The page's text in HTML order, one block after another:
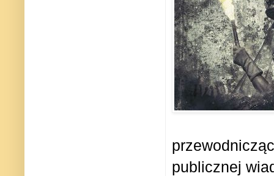
publicznej